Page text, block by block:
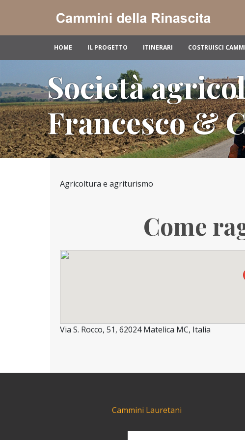
HOME IL PROGETTO ITINERARI COSTRUISCI
Società
Francesco &
Agricoltura e agriturismo
Come
Via S. Rocco, 51, 62024 Matelica MC, Italia
Cammini Lauretani